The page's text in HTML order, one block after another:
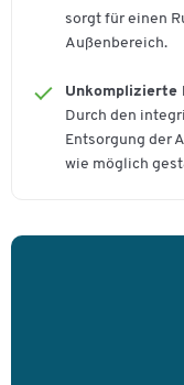
sorgt für einen
Außenbereich.
Unkomplizierte
Durch den
Entsorgung der
wie möglich